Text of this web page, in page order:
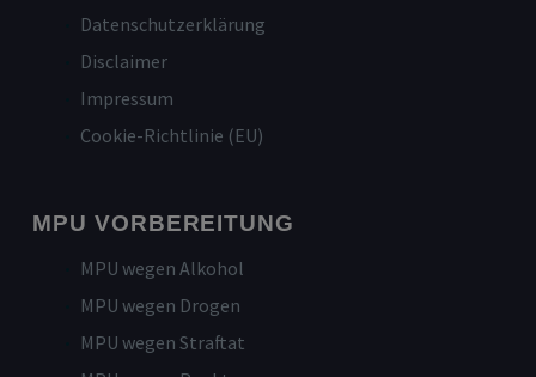
Datenschutzerklärung
Disclaimer
Impressum
Cookie-Richtlinie (EU)
MPU VORBEREITUNG
MPU wegen Alkohol
MPU wegen Drogen
MPU wegen Straftat